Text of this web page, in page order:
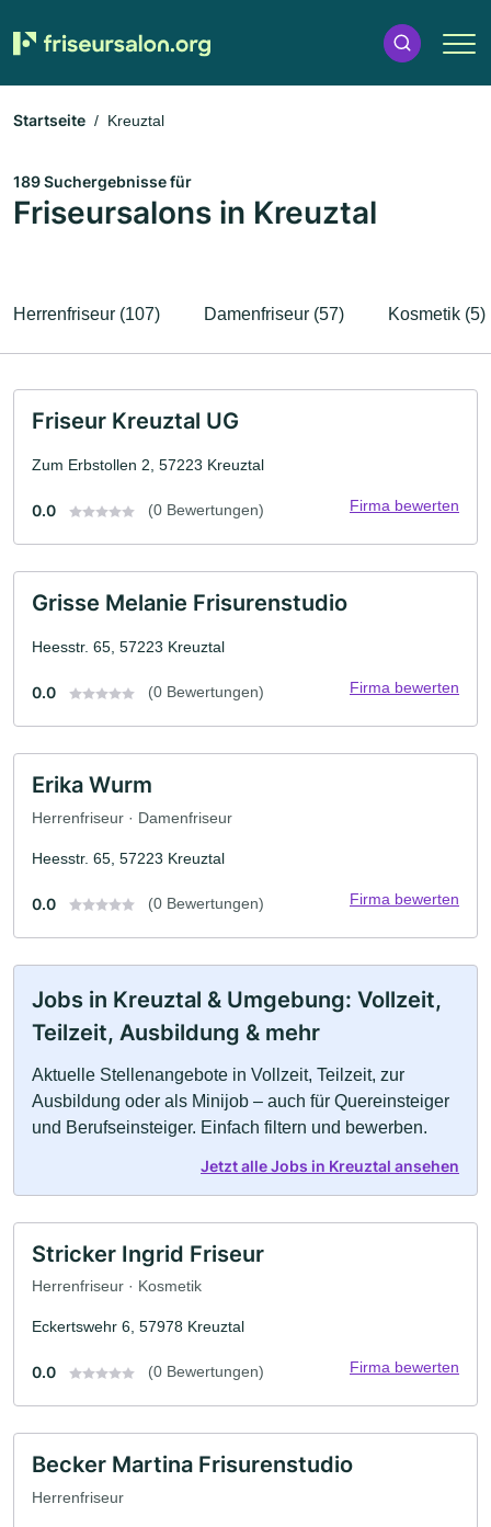
Startseite Kreuztal
189 Suchergebnisse für
Friseursalons in Kreuztal
Herrenfriseur (107) Damenfriseur (57) Kosmetik (5)
Friseur Kreuztal UG
Zum Erbstollen 2, 57223 Kreuztal
0.0 (0 Bewertungen) Firma bewerten
Grisse Melanie Frisurenstudio
Heesstr. 65, 57223 Kreuztal
0.0 (0 Bewertungen) Firma bewerten
Erika Wurm
Herrenfriseur · Damenfriseur
Heesstr. 65, 57223 Kreuztal
0.0 (0 Bewertungen) Firma bewerten
Jobs in Kreuztal & Umgebung: Vollzeit,
Teilzeit, Ausbildung & mehr
Aktuelle Stellenangebote in Vollzeit, Teilzeit, zur
Ausbildung oder als Minijob – auch für Quereinsteiger
und Berufseinsteiger. Einfach filtern und bewerben.
Jetzt alle Jobs in Kreuztal ansehen
Stricker Ingrid Friseur
Herrenfriseur · Kosmetik
Eckertswehr 6, 57978 Kreuztal
0.0 (0 Bewertungen) Firma bewerten
Becker Martina Frisurenstudio
Herrenfriseur